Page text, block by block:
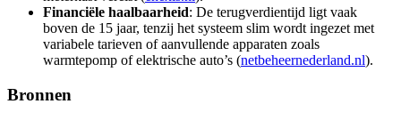
Financiële haalbaarheid: De terugverdientijd ligt vaak
boven de 15 jaar, tenzij het systeem slim wordt ingezet met
variabele tarieven of aanvullende apparaten zoals
warmtepomp of elektrische auto’s (netbeheernederland.nl).
Bronnen